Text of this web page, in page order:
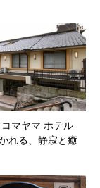
コマヤマ ホテル
れる、静寂と癒